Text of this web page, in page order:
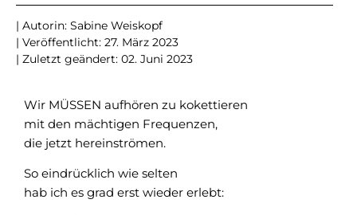
| Autorin: Sabine Weiskopf
| Veröffentlicht: 27. März 2023
| Zuletzt geändert: 02. Juni 2023
Wir MÜSSEN aufhören zu kokettieren
mit den mächtigen Frequenzen,
die jetzt hereinströmen.
So eindrücklich wie selten
hab ich es grad erst wieder erlebt: